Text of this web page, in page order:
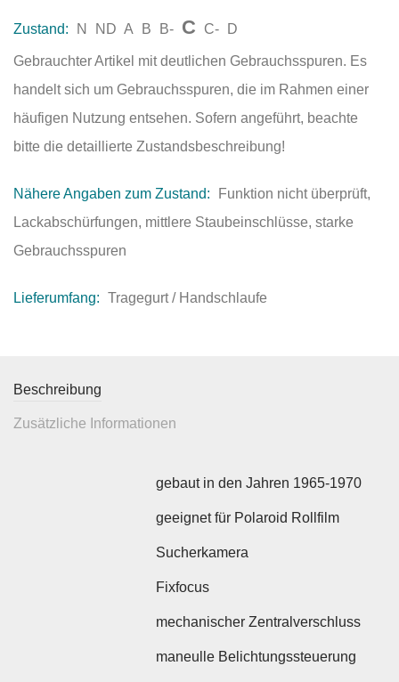
Zustand: N ND A B B- C C- D
Gebrauchter Artikel mit deutlichen Gebrauchsspuren. Es
handelt sich um Gebrauchsspuren, die im Rahmen einer
häufigen Nutzung entsehen. Sofern angeführt, beachte
bitte die detaillierte Zustandsbeschreibung!
Nähere Angaben zum Zustand:
Funktion nicht überprüft,
Lackabschürfungen, mittlere Staubeinschlüsse, starke
Gebrauchsspuren
Lieferumfang: Tragegurt / Handschlaufe
Beschreibung
Zusätzliche Informationen
gebaut in den Jahren 1965-1970
geeignet für Polaroid Rollfilm
Sucherkamera
Fixfocus
mechanischer Zentralverschluss
maneulle Belichtungssteuerung